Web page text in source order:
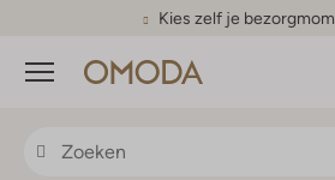
Kies zelf je
Menu